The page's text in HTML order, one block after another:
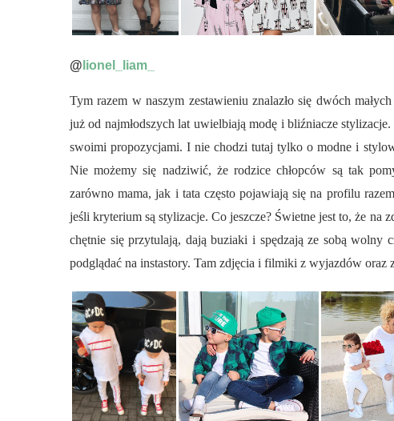
@ lionel_liam_
Tym razem w naszym zestawieniu znalazło się dwóch
już od najmłodszych lat uwielbiają modę i bliźniacze
swoimi propozycjami. I nie chodzi tutaj tylko o modne i
Nie możemy się nadziwić, że rodzice chłopców są tak
zarówno mama, jak i tata często pojawiają się na profilu
jeśli kryterium są stylizacje. Co jeszcze? Świetne jest to, że
chętnie się przytulają, dają buziaki i spędzają ze sobą wolny
podglądać na instastory. Tam zdjęcia i filmiki z wyjazdów oraz